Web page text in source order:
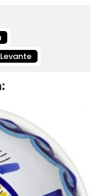
Levante